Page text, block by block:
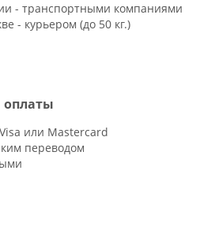
- транспортными компаниями
- курьером (до 50 кг.)
оплаты
или Mastercard
переводом